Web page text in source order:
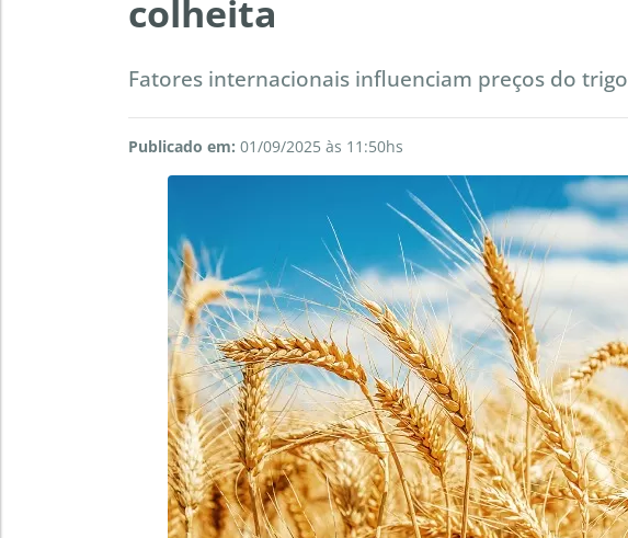
colheita
Fatores internacionais influenciam preços do trigo
Publicado em: 01/09/2025 às 11:50hs